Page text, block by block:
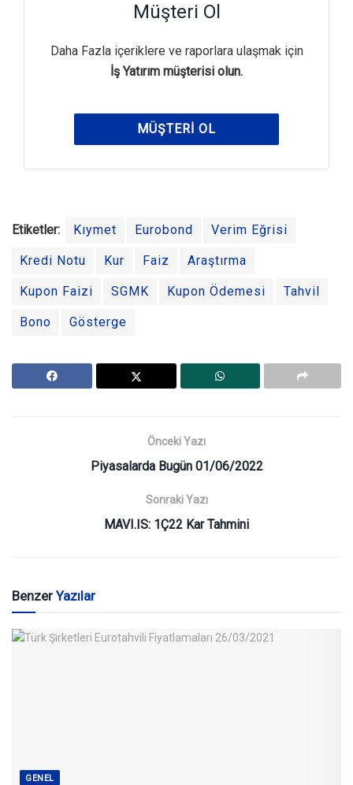
Müşteri Ol
Daha Fazla içeriklere ve raporlara ulaşmak için
İş Yatırım müşterisi olun.
MÜŞTERI OL
Etiketler: Kıymet Eurobond Verim Eğrisi
Kredi Notu Kur Faiz Araştırma
Kupon Faizi SGMK Kupon Ödemesi Tahvil
Bono Gösterge
Önceki Yazı
Piyasalarda Bugün 01/06/2022
Sonraki Yazı
MAVI.IS: 1Ç22 Kar Tahmini
BenzerYazılar
GENEL